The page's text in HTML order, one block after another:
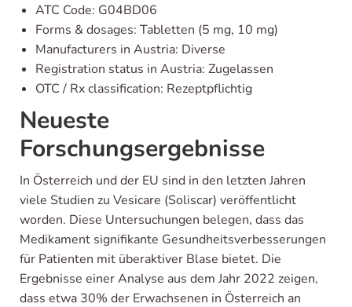
ATC Code: G04BD06
Forms & dosages: Tabletten (5 mg, 10 mg)
Manufacturers in Austria: Diverse
Registration status in Austria: Zugelassen
OTC / Rx classification: Rezeptpflichtig
Neueste
Forschungsergebnisse
In Österreich und der EU sind in den letzten Jahren
viele Studien zu Vesicare (Soliscar) veröffentlicht
worden. Diese Untersuchungen belegen, dass das
Medikament signifikante Gesundheitsverbesserungen
für Patienten mit überaktiver Blase bietet. Die
Ergebnisse einer Analyse aus dem Jahr 2022 zeigen,
dass etwa 30% der Erwachsenen in Österreich an